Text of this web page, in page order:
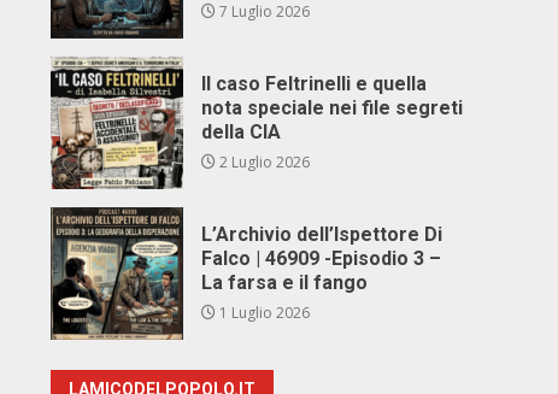
7 Luglio 2026
Il caso Feltrinelli e quella
nota speciale nei file segreti
della CIA
2 Luglio 2026
L’Archivio dell’Ispettore Di
Falco | 46909 -Episodio 3 –
La farsa e il fango
1 Luglio 2026
LAMICODELPOPOLO.IT